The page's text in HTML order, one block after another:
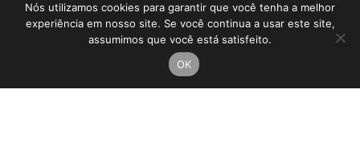
Nós utilizamos cookies para garantir que você tenha a melhor
experiência em nosso site. Se você continua a usar este site,
assumimos que você está satisfeito.
OK